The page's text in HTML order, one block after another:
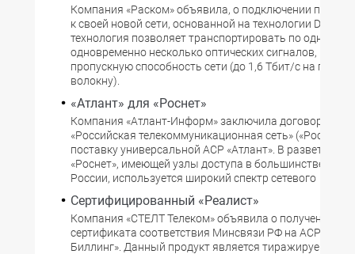
Компания «Раском» объявила, о подключении первых
к своей новой сети, основанной на технологии DWDM.
технология позволяет транспортировать по одной
одновременно несколько оптических сигналов,
пропускную способность сети (до 1,6 Тбит/с на по
волокну).
«Атлант» для «Роснет»
Компания «Атлант-Информ» заключила договор с ОАО
«Российская телекоммуникационная сеть» («Роснет»)
поставку универсальной АСР «Атлант». В
«Роснет», имеющей узлы доступа в большинстве
России, используется широкий спектр сетевого
Сертифицированный «Реалист»
Компания «СТЕЛТ Телеком» объявила о получении ею
сертификата соответствия Минсвязи РФ на АСР
Биллинг». Данный продукт является тиражируемой